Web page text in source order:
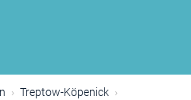
Treptow-Köpenick